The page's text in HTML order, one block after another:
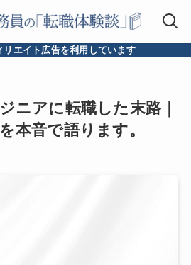
リエイト広告を利用しています
ニアに転職した末路｜
本音で語ります。